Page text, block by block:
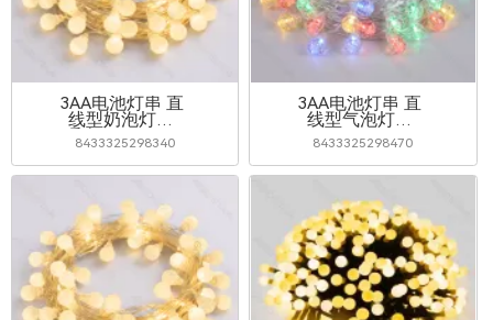
3AA电池灯串 直
线型奶泡灯串
暖白 10m IP44
室内&室外
8433325298340
3AA电池灯串 直
线型气泡灯串
RGBY 2.5m IP44
室内&室外
8433325298470